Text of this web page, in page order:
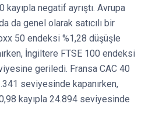
negatif ayrıştı. Avrupa
da genel olarak satıcılı bir
50 endeksi %1,28 düşüşle
İngiltere FTSE 100 endeksi
geriledi. Fransa CAC 40
seviyesinde kapanırken,
kayıpla 24.894 seviyesinde